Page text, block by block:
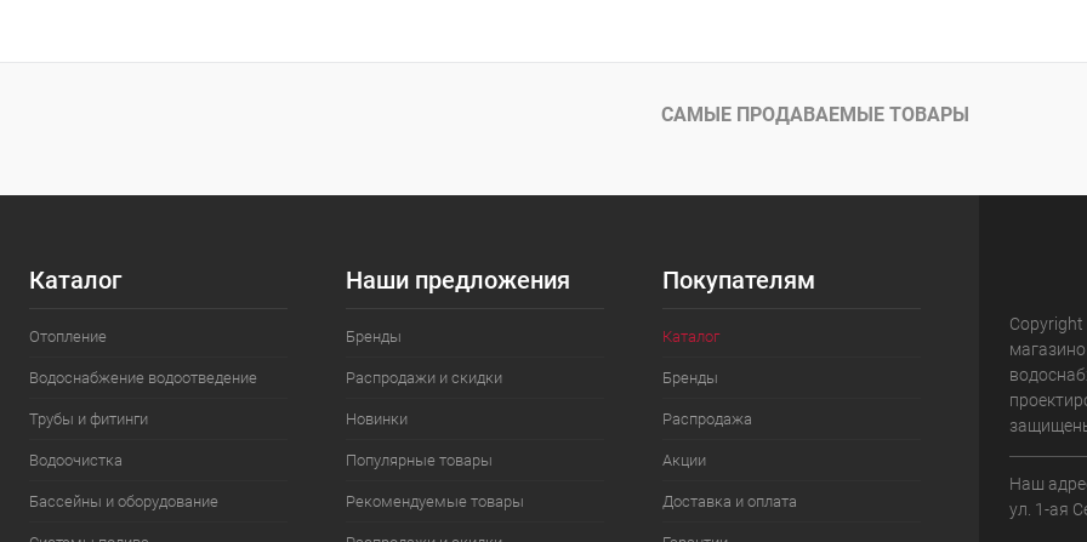
Купить в 1 клик Сравнение Купить в 1 клик Сравнение
САМЫЕ ПРОДАВАЕМЫЕ ТОВАРЫ
Каталог
Отопление
Водоснабжение водоотведение
Трубы и фитинги
Водоочистка
Бассейны и оборудование
Наши предложения
Бренды
Распродажи и скидки
Новинки
Популярные товары
Рекомендуемые товары
Покупателям
Каталог
Бренды
Распродажа
Акции
Доставка и оплата
Copyright
Наш
ул. 1-ая